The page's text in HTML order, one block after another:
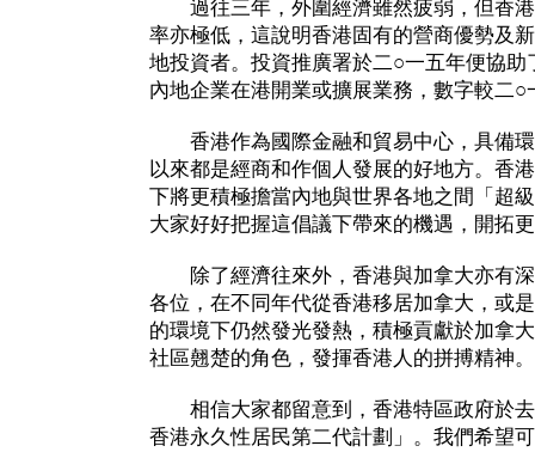
過往三年，外圍經濟雖然疲弱，但香港
率亦極低，這說明香港固有的營商優勢及
地投資者。投資推廣署於二○一五年便協
內地企業在港開業或擴展業務，數字較二
香港作為國際金融和貿易中心，具備環
以來都是經商和作個人發展的好地方。香
下將更積極擔當內地與世界各地之間「超
大家好好把握這倡議下帶來的機遇，開拓
除了經濟往來外，香港與加拿大亦有深
各位，在不同年代從香港移居加拿大，或
的環境下仍然發光發熱，積極貢獻於加拿
社區翹楚的角色，發揮香港人的拼搏精神。
相信大家都留意到，香港特區政府於去
香港永久性居民第二代計劃」。我們希望